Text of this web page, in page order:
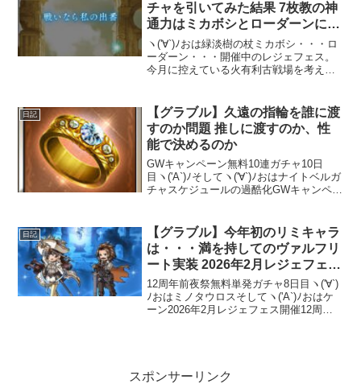
チャを引いてみた結果 7枚教の神
通力はミカボシとローダーンに届
くのだろうか
ヽ('∀`)ﾉおは緑淡樹の杖ミカボシ・・・ロ
ーダーン・・・開催中のレジェフェス。
今月に控えている火有利古戦場を考える
今後のガチャスケジュールのことを考え
ると...
日記
【グラブル】久遠の指輪を誰に渡
すのか問題 推しに渡すのか、性
能で決めるのか
GWキャンペーン無料10連ガチャ10日
目ヽ('A`)ﾉそしてヽ('∀`)ﾉおはナイトベルガ
チャスケジュールの過酷化GWキャンペー
を更新！ハロウィンバージョンキャラ...
日記
【グラブル】今年初のリミキャラ
は・・・満を持してのヴァルフリ
ート実装 2026年2月レジェフェス
開催
12周年前夜祭無料単発ガチャ8日目ヽ('∀`)
ﾉおはミノタウロスそしてヽ('A`)ﾉおはケ
ーン2026年2月レジェフェス開催12周年
スポンサーリンク